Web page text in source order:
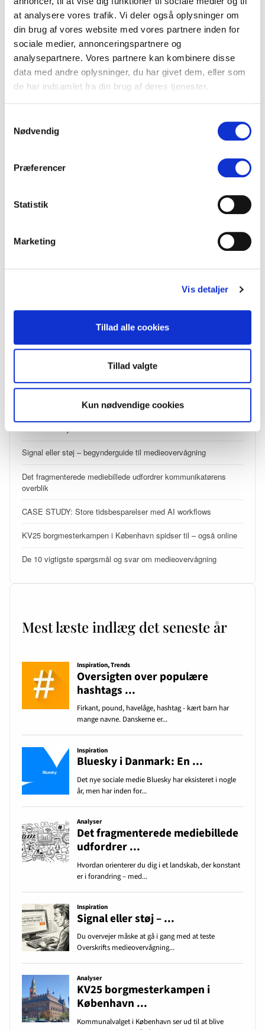
at analysere vores trafik. Vi deler også oplysninger om
din brug af vores website med vores partnere inden for
sociale medier, annonceringspartnere og
analysepartnere. Vores partnere kan kombinere disse
data med andre oplysninger, du har givet dem, eller som
de har indsamlet fra din brug af deres tjenester.
Nødvendig
Præferencer
Statistik
Marketing
Vis detaljer
Tillad alle cookies
Tillad valgte
Kun nødvendige cookies
Søg
Analyser
Inspiration
Nyt hos Overskrift
Din mediemonitorering taler nu direkte med din AI
Disse temaer kommer til at dominere Folkemødet 2026
Din AI-venlige medieovervågning
Overskrift i nye klæder
Signal eller støj – begynderguide til medieovervågning
Det fragmenterede mediebillede udfordrer kommunikatørens
overblik
CASE STUDY: Store tidsbesparelser med AI workflows
KV25 borgmesterkampen i København spidser til – også online
De 10 vigtigste spørgsmål og svar om medieovervågning
Mest læste indlæg det seneste år